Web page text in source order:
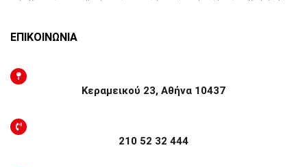
ΕΠΙΚΟΙΝΩΝΙΑ
Κεραμεικού 23, Αθήνα 10437
210 52 32 444